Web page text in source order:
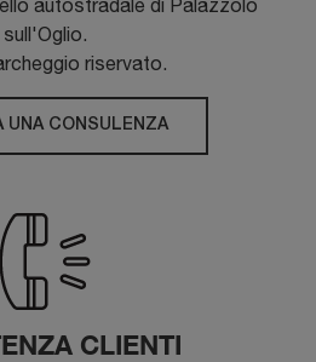
autostradale di Palazzolo
sull'Oglio.
riservato.
UNA CONSULENZA
CLIENTI